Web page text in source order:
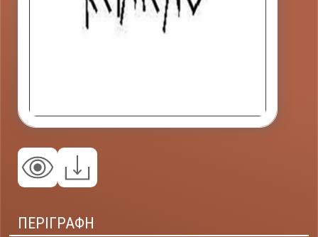
ΠΕΡΙΓΡΑΦΗ